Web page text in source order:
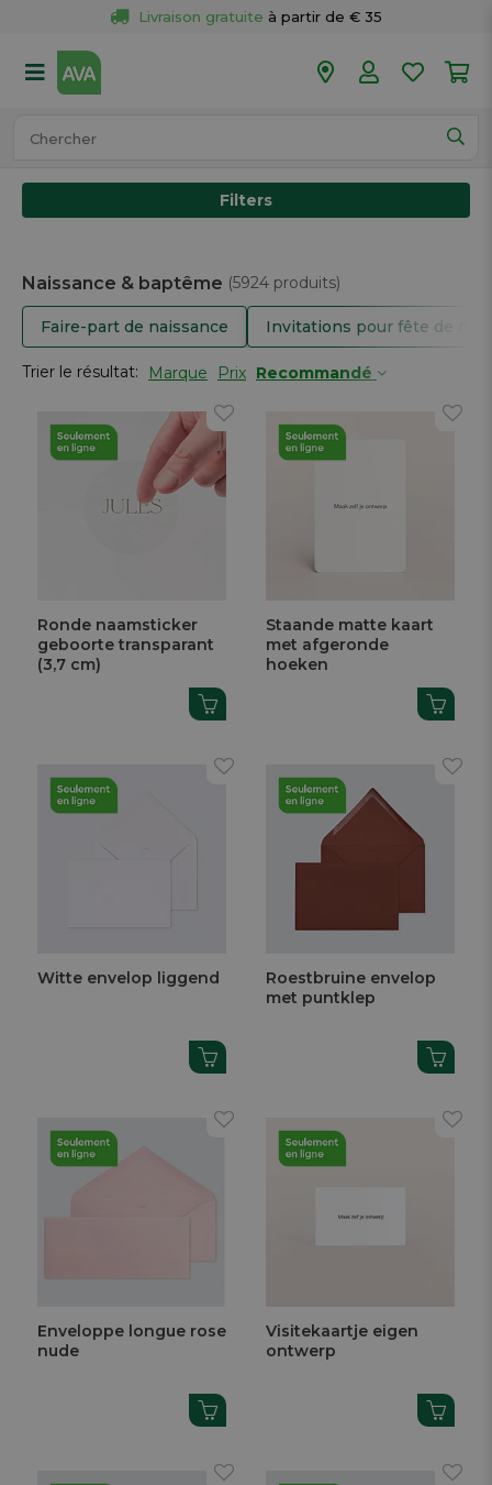
Livraison gratuite à partir de € 35
50 magasins
Filters
Naissance & baptême (5924 produits)
Faire-part de naissance Invitations pour fête de
Trier le résultat: Marque Prix Recommandé
Ronde naamsticker
geboorte transparant
(3,7 cm)
Staande matte kaart
met afgeronde
hoeken
Witte envelop liggend
Roestbruine envelop
met puntklep
Enveloppe longue rose
nude
Visitekaartje eigen
ontwerp